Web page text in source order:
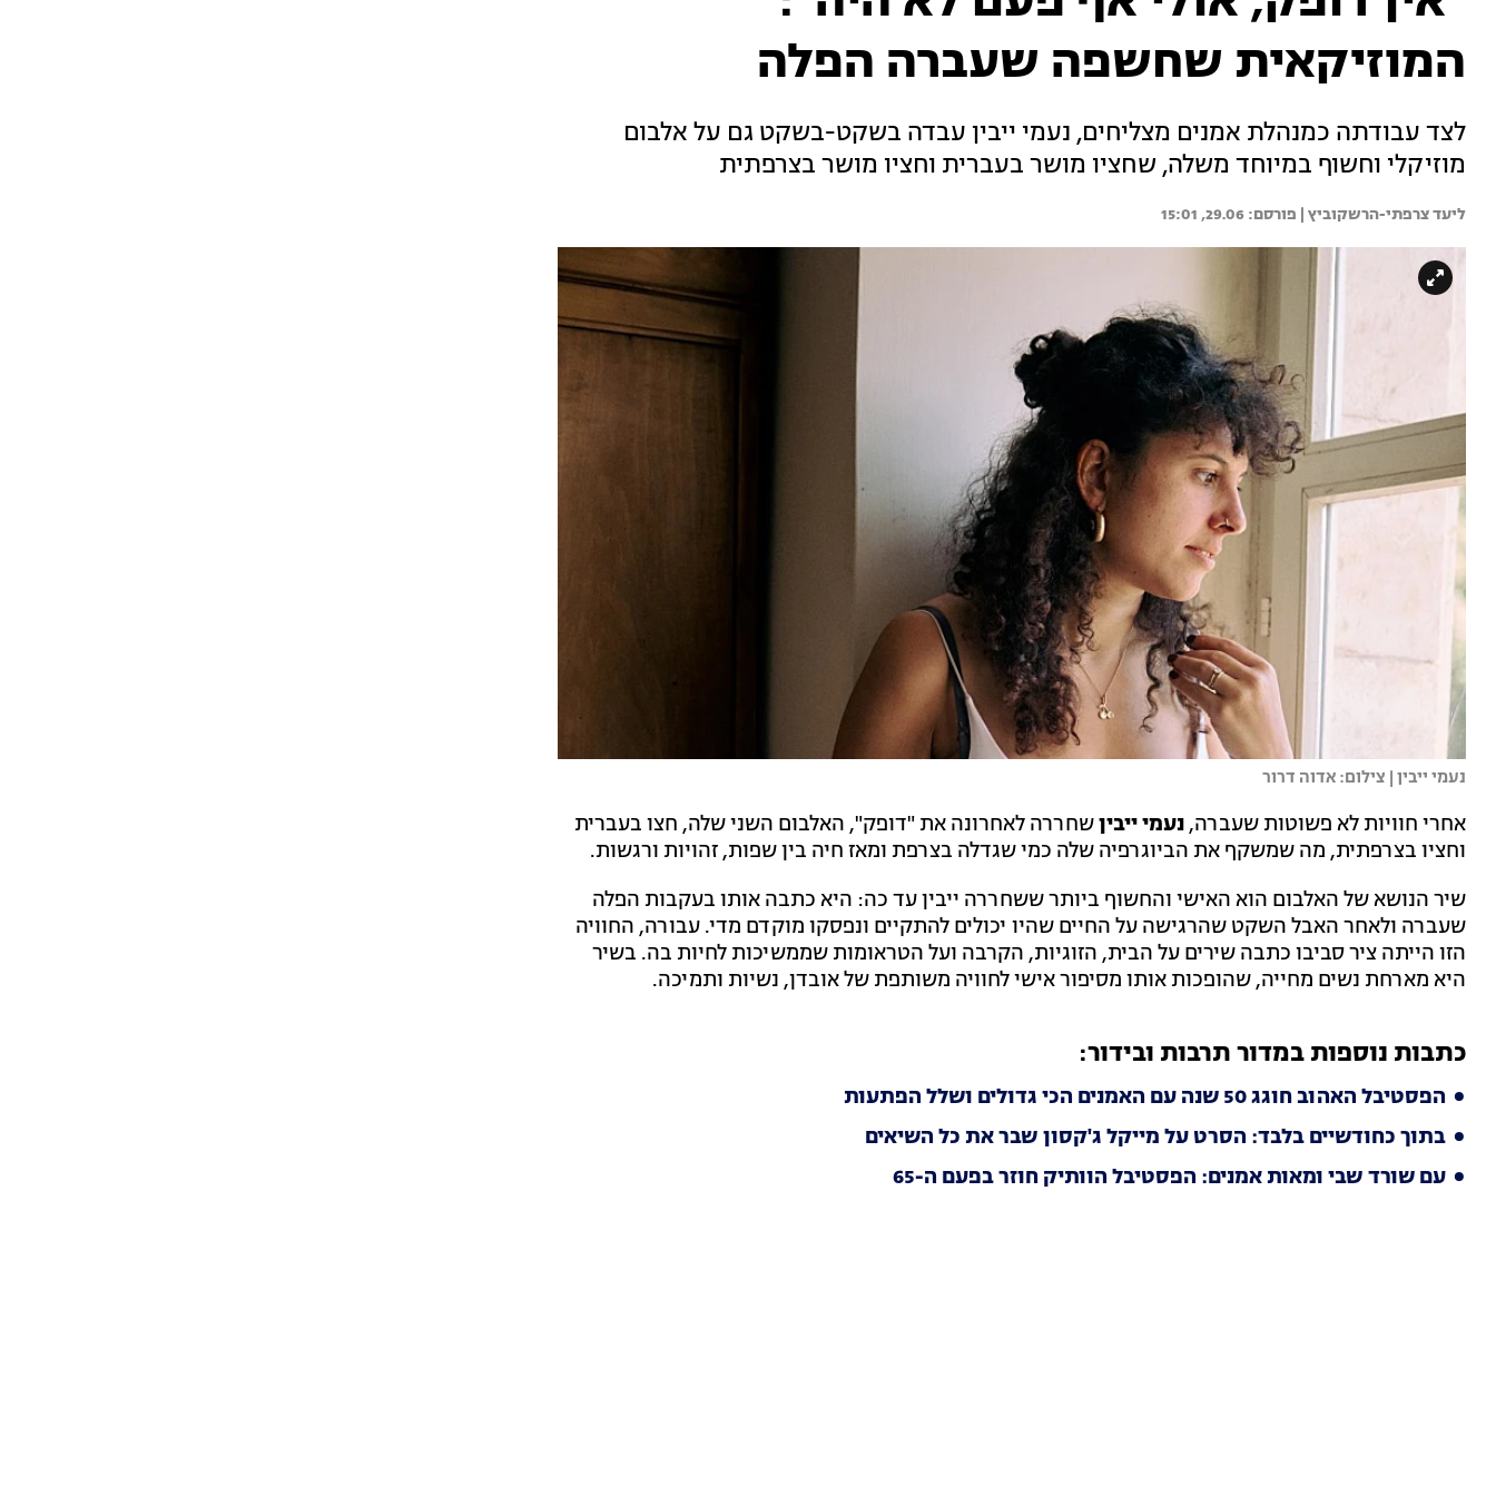
המוזיקאית שחשפה שעברה הפלה
לצד עבודתה כמנהלת אמנים מצליחים, נעמי ייבין עבדה בשקט-בשקט גם על אלבום
מוזיקלי וחשוף במיוחד משלה, שחציו מושר בעברית וחציו מושר בצרפתית
ליעד צרפתי-הרשקוביץ | 29.06, 15:01
נעמי ייבין | צילום: אדוה דרור
אחרי חוויות לא פשוטות שעברה,נעמי ייביןשחררה לאחרונה את "דופק", האלבום השני שלה, חצו בעברית
וחציו בצרפתית, מה שמשקף את הביוגרפיה שלה כמי שגדלה בצרפת ומאז חיה בין שפות, זהויות ורגשות.
שיר הנושא של האלבום הוא האישי והחשוף ביותר ששחררה ייבין עד כה: היא כתבה אותו בעקבות הפלה
שעברה ולאחר האבל השקט שהרגישה על החיים שהיו יכולים להתקיים ונפסקו מוקדם מדי. עבורה, החוויה
הזו הייתה ציר סביבו כתבה שירים על הבית, הזוגיות, הקרבה ועל הטראומות שממשיכות לחיות בה. בשיר
היא מארחת נשים מחייה, שהופכות אותו מסיפור אישי לחוויה משותפת של אובדן, נשיות ותמיכה.
כתבות נוספות במדור תרבות ובידור:
הפסטיבל האהוב חוגג 50 שנה עם האמנים הכי גדולים ושלל הפתעות
בתוך כחודשיים בלבד: הסרט על מייקל ג'קסון שבר את כל השיאים
עם שורד שבי ומאות אמנים: הפסטיבל הוותיק חוזר בפעם ה-65